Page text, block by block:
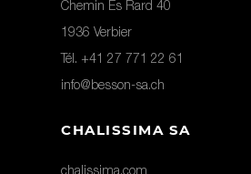
Chemin Es Rard 40
1936 Verbier
Tél. +41 27 771 22 61
info@besson-sa.ch
CHALISSIMA SA